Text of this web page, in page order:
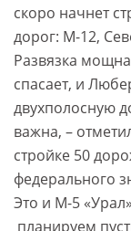
скоро начнет
дорог: М-12,
Развязка
спасает, и
двухполосную
важна, –
стройке 50
федерального
Это и М-5
планируем